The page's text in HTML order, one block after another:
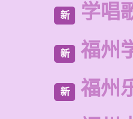
新 学唱
新 福州
新 福州